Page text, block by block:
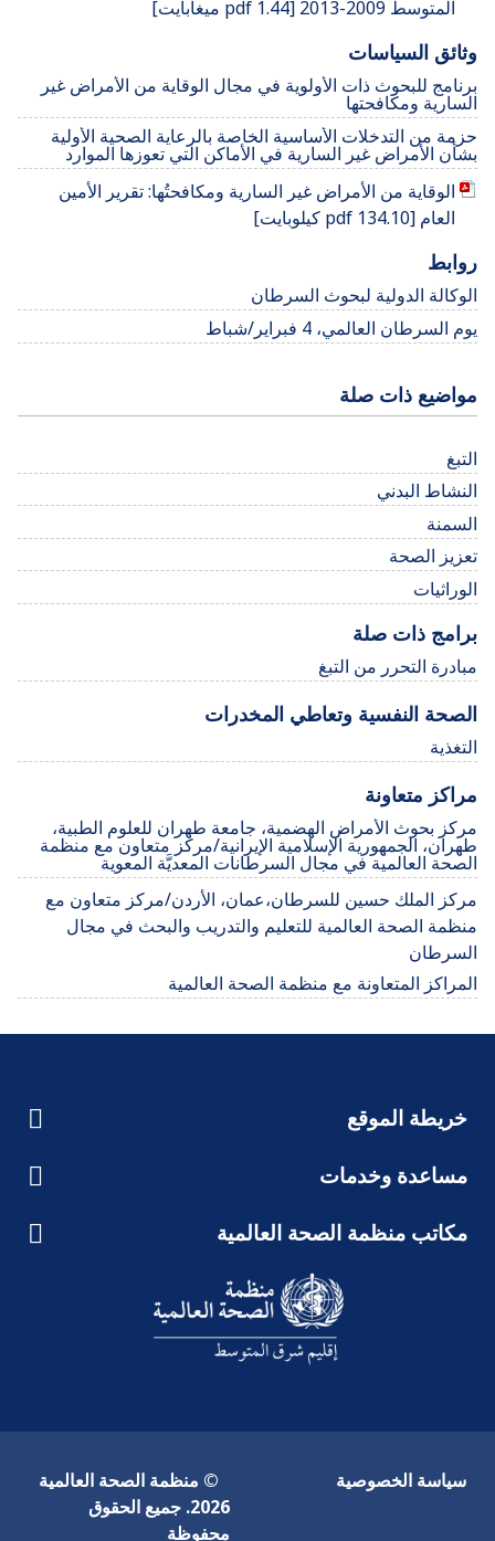
المتوسط 2009-2013 [pdf 1.44 ميغابايت]
وثائق السياسات
برنامج للبحوث ذات الأولوية في مجال الوقاية من الأمراض غير
السارية ومكافحتها
حزمة من التدخلات الأساسية الخاصة بالرعاية الصحية الأولية
بشأن الأمراض غير السارية في الأماكن التي تعوزها الموارد
الوقاية من الأمراض غير السارية ومكافحتُها: تقرير الأمين
العام [pdf 134.10 كيلوبايت]
روابط
الوكالة الدولية لبحوث السرطان
يوم السرطان العالمي، 4 فبراير/شباط
مواضيع ذات صلة
التبغ
النشاط البدني
السمنة
تعزيز الصحة
الوراثيات
برامج ذات صلة
مبادرة التحرر من التبغ
الصحة النفسية وتعاطي المخدرات
التغذية
مراكز متعاونة
مركز بحوث الأمراض الهضمية، جامعة طهران للعلوم الطبية،
طهران، الجمهورية الإسلامية الإيرانية/مركز متعاون مع منظمة
الصحة العالمية في مجال السرطانات المعديَّة المعوية
مركز الملك حسين للسرطان،عمان، الأردن/مركز متعاون مع
منظمة الصحة العالمية للتعليم والتدريب والبحث في مجال
السرطان
المراكز المتعاونة مع منظمة الصحة العالمية
سياسة الخصوصية
© منظمة الصحة العالمية
2026. جميع الحقوق
محفوظة